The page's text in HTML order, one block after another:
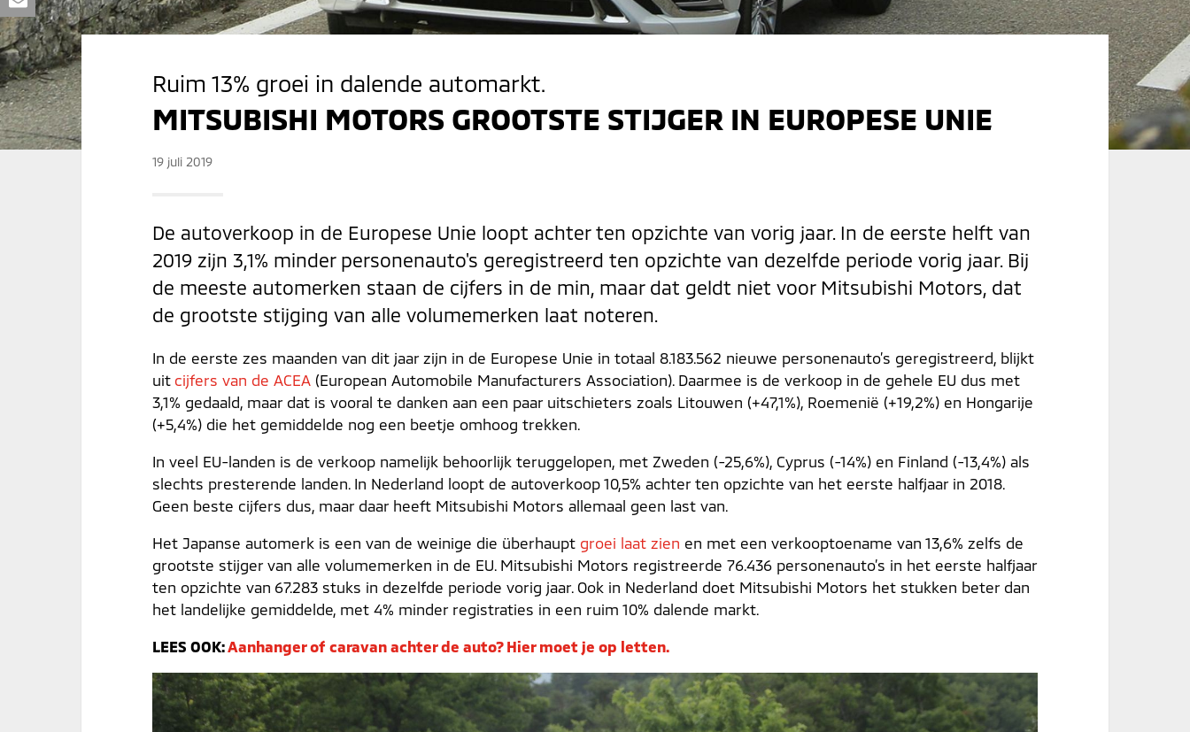
Ruim 13% groei in dalende automarkt.
MITSUBISHI MOTORS GROOTSTE STIJGER IN EUROPESE UNIE
19 juli 2019
De autoverkoop in de Europese Unie loopt achter ten opzichte van vorig jaar. In de eerste helft van
2019 zijn 3,1% minder personenauto's geregistreerd ten opzichte van dezelfde periode vorig jaar. Bij
de meeste automerken staan de cijfers in de min, maar dat geldt niet voor Mitsubishi Motors, dat
de grootste stijging van alle volumemerken laat noteren.
In de eerste zes maanden van dit jaar zijn in de Europese Unie in totaal 8.183.562 nieuwe personenauto’s geregistreerd, blijkt
uit cijfers van de ACEA (European Automobile Manufacturers Association). Daarmee is de verkoop in de gehele EU dus met
3,1% gedaald, maar dat is vooral te danken aan een paar uitschieters zoals Litouwen (+47,1%), Roemenië (+19,2%) en Hongarije
(+5,4%) die het gemiddelde nog een beetje omhoog trekken.
In veel EU-landen is de verkoop namelijk behoorlijk teruggelopen, met Zweden (-25,6%), Cyprus (-14%) en Finland (-13,4%) als
slechts presterende landen. In Nederland loopt de autoverkoop 10,5% achter ten opzichte van het eerste halfjaar in 2018.
Geen beste cijfers dus, maar daar heeft Mitsubishi Motors allemaal geen last van.
Het Japanse automerk is een van de weinige die überhaupt groei laat zien en met een verkooptoename van 13,6% zelfs de
grootste stijger van alle volumemerken in de EU. Mitsubishi Motors registreerde 76.436 personenauto’s in het eerste halfjaar
ten opzichte van 67.283 stuks in dezelfde periode vorig jaar. Ook in Nederland doet Mitsubishi Motors het stukken beter dan
het landelijke gemiddelde, met 4% minder registraties in een ruim 10% dalende markt.
LEES OOK:Aanhanger of caravan achter de auto? Hier moet je op letten.